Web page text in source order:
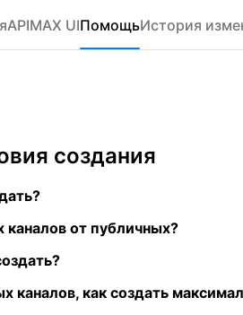
APIMAX UIПомощьИстория
создания
от публичных?
каналов, как создать